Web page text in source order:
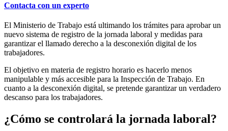
Contacta con un experto
El Ministerio de Trabajo está ultimando los trámites para aprobar un
nuevo sistema de registro de la jornada laboral y medidas para
garantizar el llamado derecho a la desconexión digital de los
trabajadores.
El objetivo en materia de registro horario es hacerlo menos
manipulable y más accesible para la Inspección de Trabajo. En
cuanto a la desconexión digital, se pretende garantizar un verdadero
descanso para los trabajadores.
¿Cómo se controlará la jornada laboral?